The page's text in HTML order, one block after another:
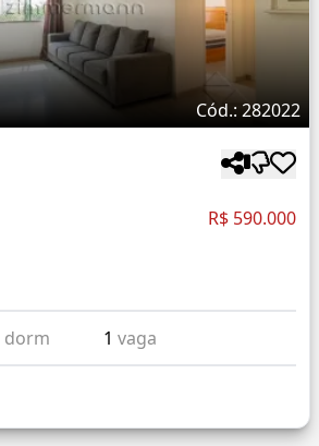
Cód.: 282022
R$ 590.000
dorm 1vaga